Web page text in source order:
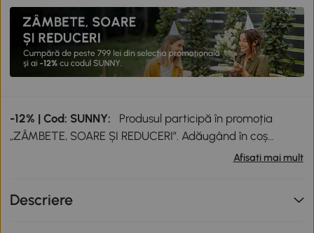
-12% | Cod: SUNNY:
Produsul participă în promoția
„ZÂMBETE, SOARE ȘI REDUCERI”. Adăugând în coș
produse participante în valoare totală de peste 799 lei,
valabilă până la data de 12.08.2026.
Afisati mai mult
Descriere